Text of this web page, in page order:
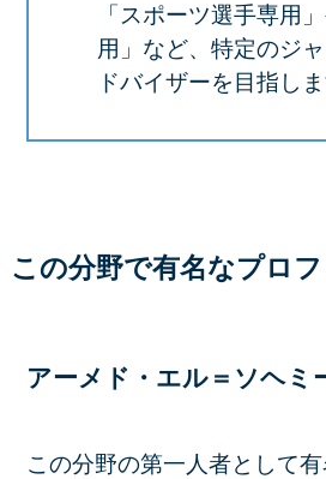
「スポーツ選手専用
用」など、特定のジ
ドバイザーを目指しま
この分野で有名なプロ
アーメド・エル＝ソヘミ
この分野の第一人者として